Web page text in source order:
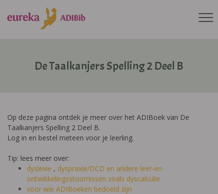
De Taalkanjers Spelling 2 Deel B
Op deze pagina ontdek je meer over het ADIBoek van De
Taalkanjers Spelling 2 Deel B.
Log in en bestel meteen voor je leerling.
Tip: lees meer over:
dyslexie , dyspraxie/DCD en andere leer-en
ontwikkelingsstoornissen zoals dyscalculie
voor wie ADIBoeken bedoeld zijn